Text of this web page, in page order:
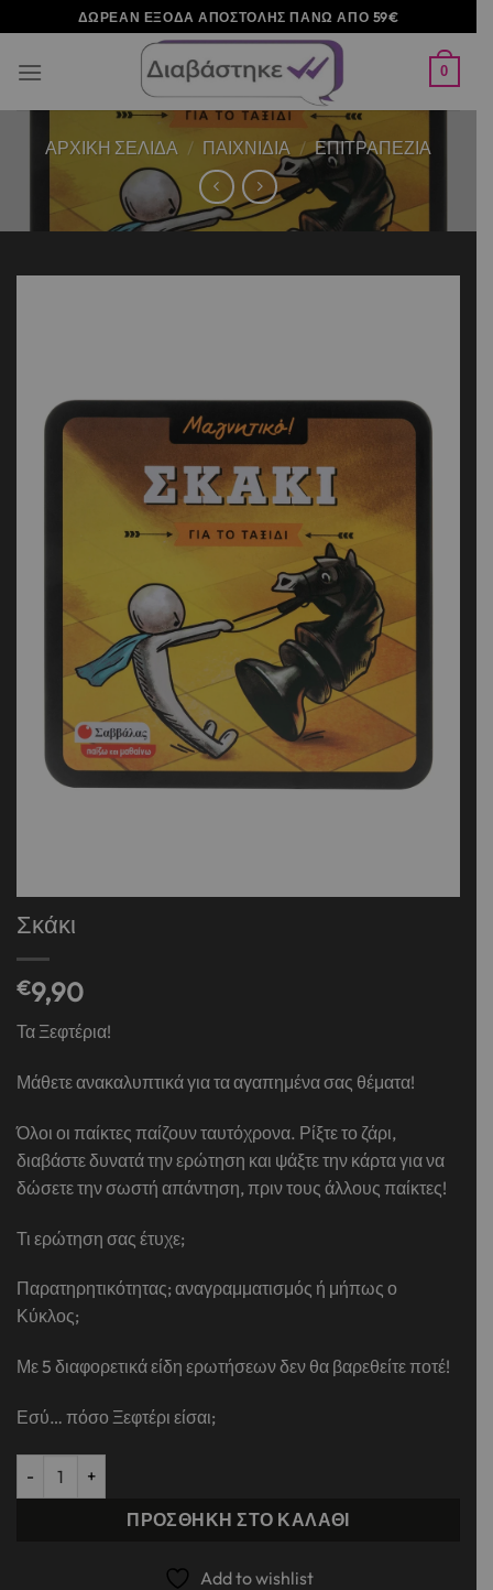
στο
περιεχόμενο
ΔΩΡΕΑΝ ΕΞΟΔΑ ΑΠΟΣΤΟΛΗΣ ΠΑΝΩ ΑΠΟ 59€
0
ΑΡΧΙΚΉ ΣΕΛΊΔΑ / ΠΑΙΧΝΙΔΙΑ / ΕΠΙΤΡΑΠΕΖΙΑ
Σκάκι
€9,90
Τα Ξεφτέρια!
Μάθετε ανακαλυπτικά για τα αγαπημένα σας θέματα!
Όλοι οι παίκτες παίζουν ταυτόχρονα. Ρίξτε το ζάρι,
διαβάστε δυνατά την ερώτηση και ψάξτε την κάρτα για να
δώσετε την σωστή απάντηση, πριν τους άλλους παίκτες!
Τι ερώτηση σας έτυχε;
Παρατηρητικότητας; αναγραμματισμός ή μήπως ο
Κύκλος;
Με 5 διαφορετικά είδη ερωτήσεων δεν θα βαρεθείτε ποτέ!
Εσύ… πόσο Ξεφτέρι είσαι;
Σκάκι ποσότητα
ΠΡΟΣΘΉΚΗ ΣΤΟ ΚΑΛΆΘΙ
Add to wishlist